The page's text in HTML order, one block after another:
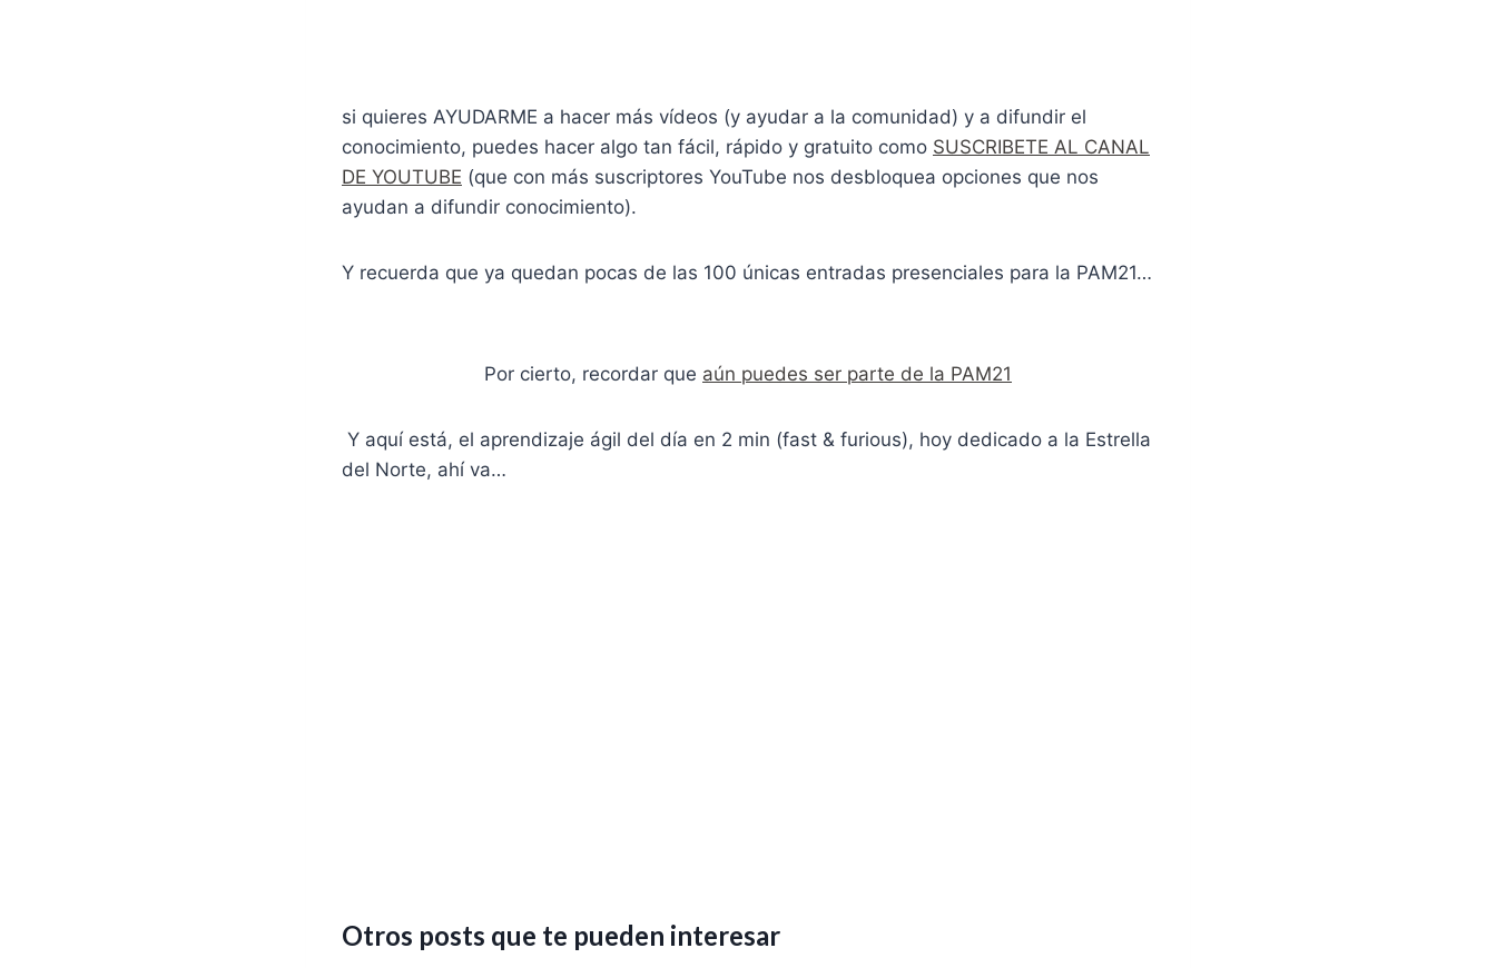
si quieres AYUDARME a hacer más vídeos (y ayudar a la comunidad) y a difundir el
conocimiento, puedes hacer algo tan fácil, rápido y gratuito como SUSCRIBETE AL CANAL
DE YOUTUBE (que con más suscriptores YouTube nos desbloquea opciones que nos
ayudan a difundir conocimiento).
Y recuerda que ya quedan pocas de las 100 únicas entradas presenciales para la PAM21…
Por cierto, recordar que aún puedes ser parte de la PAM21
Y aquí está, el aprendizaje ágil del día en 2 min (fast & furious), hoy dedicado a la Estrella
del Norte, ahí va…
Otros posts que te pueden interesar